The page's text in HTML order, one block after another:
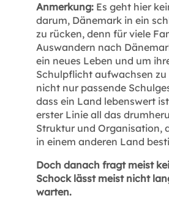
Anmerkung: Es geht hier
darum, Dänemark in ein
zu rücken, denn für viele
Auswandern nach
ein neues Leben und um
Schulpflicht aufwachsen zu
nicht nur passende
dass ein Land lebenswert
erster Linie all das
Struktur und Organisation,
in einem anderen Land
Doch danach fragt meist
Schock lässt meist nicht
warten.